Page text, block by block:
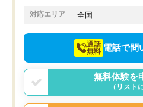
対応エリア 全国
通話
無料 電話で問
無料体験を
（リスト